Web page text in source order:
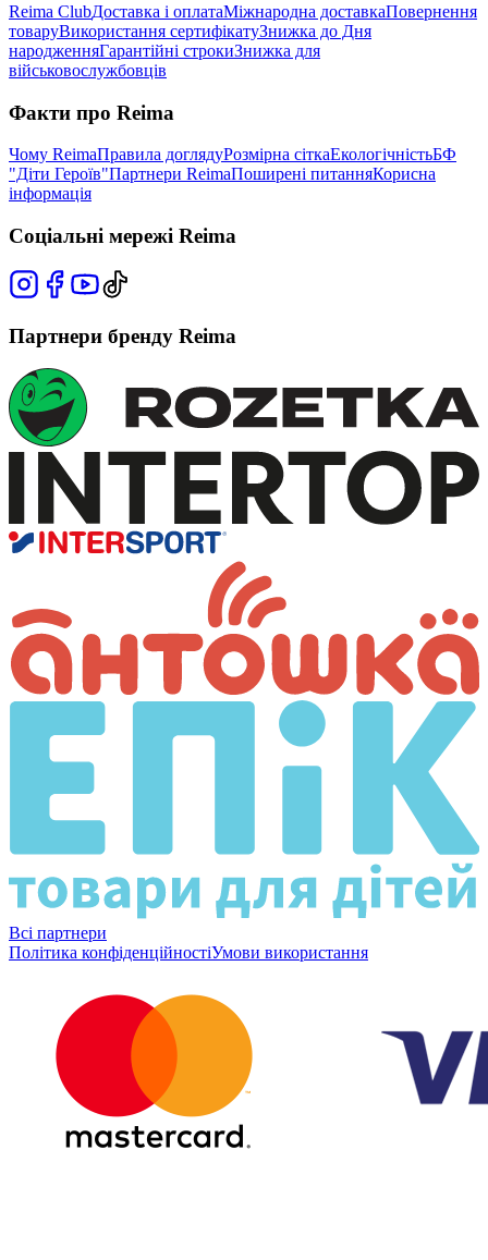
Reima ClubДоставка і оплатаМіжнародна доставкаПовернення
товаруВикористання сертифікатуЗнижка до Дня
народженняГарантійні строкиЗнижка для
військовослужбовців
Факти про Reima
Чому ReimaПравила доглядуРозмірна сіткаЕкологічністьБФ
"Діти Героїв"Партнери ReimaПоширені питанняКорисна
інформація
Соціальні мережі Reima
Партнери бренду Reima
Всі партнери
Політика конфіденційностіУмови використання